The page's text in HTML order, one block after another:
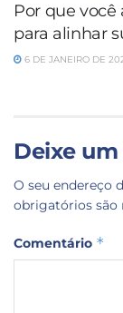
Por que
para alinhar
6 DE JANEIRO DE
Deixe
O seu endereço
obrigatórios são
Comentário *